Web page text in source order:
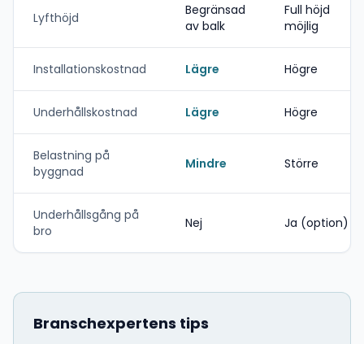
Lyfthöjd
Begränsad
av balk
Full höjd
möjlig
Installationskostnad Lägre Högre
Underhållskostnad Lägre Högre
Belastning på
byggnad
Mindre Större
Underhållsgång på
bro
Nej Ja (option)
Branschexpertens tips